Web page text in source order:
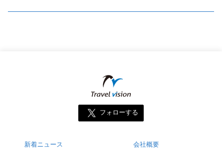
フォローする
新着ニュース
会社概要